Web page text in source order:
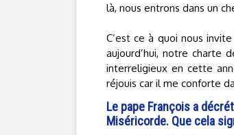
là, nous entrons dans un
C’est ce à quoi nous invite
aujourd’hui, notre charte
interreligieux en cette
réjouis car il me conforte
Le pape François a
Miséricorde. Que cela